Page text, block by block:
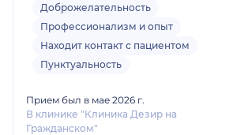
Доброжелательность
Профессионализм и опыт
Находит контакт с пациентом
Пунктуальность
Прием был в мае 2026 г.
В клинике "Клиника Дезир на
Гражданском"